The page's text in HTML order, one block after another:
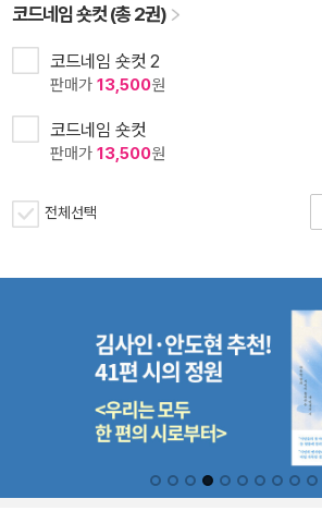
코드네임 숏컷 (총 2권)
코드네임 숏컷 2
판매가 13,500원
코드네임 숏컷
판매가 13,500원
전체선택